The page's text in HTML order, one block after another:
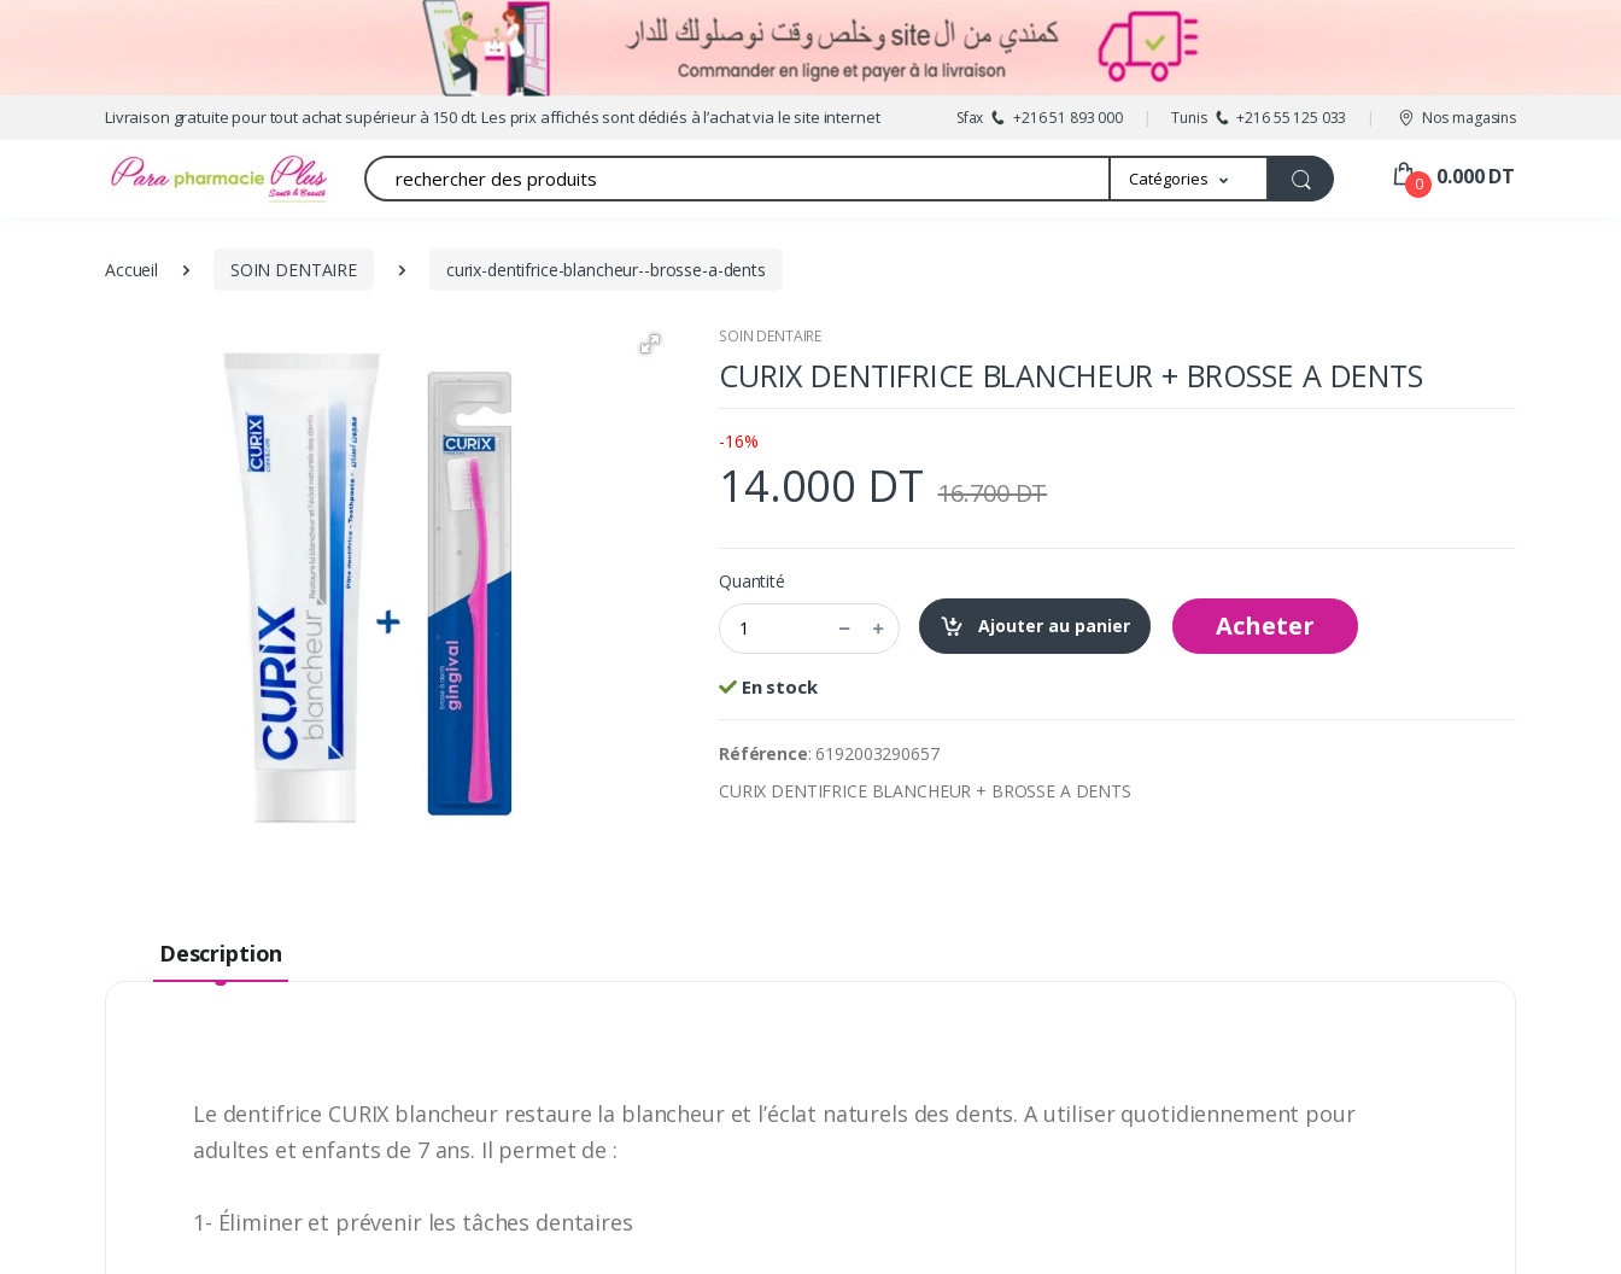
Livraison gratuite pour tout achat supérieur à 150 dt. Les prix affichés sont dédiés à l’achat via le site internet Sfax +216 51 893 000 Tunis +216 55 125 033 Nos magasins
Recherche Catégories 0 0.000 DT
Accueil SOIN DENTAIRE curix-dentifrice-blancheur--brosse-a-dents
SOIN DENTAIRE
CURIX DENTIFRICE BLANCHEUR + BROSSE A DENTS
-16%
14.000 DT 16.700 DT
Quantité
Ajouter au panier
Acheter
En stock
Référence: 6192003290657
CURIX DENTIFRICE BLANCHEUR + BROSSE A DENTS
Description
Le dentifrice CURIX blancheur restaure la blancheur et l’éclat naturels des dents. A utiliser quotidiennement pour
adultes et enfants de 7 ans. Il permet de :
1- Éliminer et prévenir les tâches dentaires